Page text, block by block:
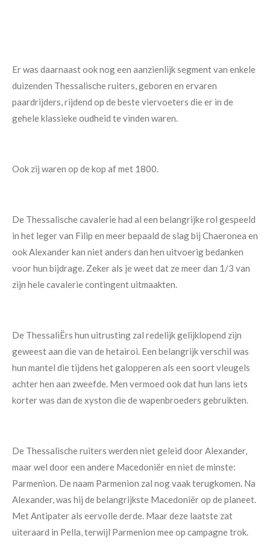
Er was daarnaast ook nog een aanzienlijk segment van enkele
duizenden Thessalische ruiters, geboren en ervaren
paardrijders, rijdend op de beste viervoeters die er in de
gehele klassieke oudheid te vinden waren.
Ook zij waren op de kop af met 1800.
De Thessalische cavalerie had al een belangrijke rol gespeeld
in het leger van Filip en meer bepaald de slag bij Chaeronea en
ook Alexander kan niet anders dan hen uitvoerig bedanken
voor hun bijdrage. Zeker als je weet dat ze meer dan 1/3 van
zijn hele cavalerie contingent uitmaakten.
De ThessaliËrs hun uitrusting zal redelijk gelijklopend zijn
geweest aan die van de hetairoi. Een belangrijk verschil was
hun mantel die tijdens het galopperen als een soort vleugels
achter hen aan zweefde. Men vermoed ook dat hun lans iets
korter was dan de xyston die de wapenbroeders gebruikten.
De Thessalische ruiters werden niet geleid door Alexander,
maar wel door een andere Macedoniër en niet de minste:
Parmenion. De naam Parmenion zal nog vaak terugkomen. Na
Alexander, was hij de belangrijkste Macedoniër op de planeet.
Met Antipater als eervolle derde. Maar deze laatste zat
uiteraard in Pella, terwijl Parmenion mee op campagne trok.